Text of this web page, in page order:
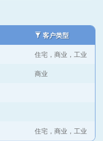
客户类型
住宅，商业，工业
商业
住宅，商业，工业